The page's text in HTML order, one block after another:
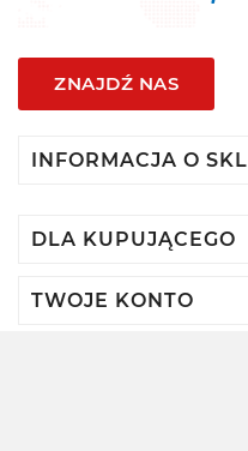
ZNAJDŹ NAS
INFORMACJA O
DLA KUPUJĄCEGO
TWOJE KONTO